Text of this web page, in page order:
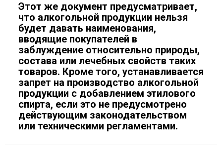
Этот же документ предусматривает,
что алкогольной продукции нельзя
будет давать наименования,
вводящие покупателей в
заблуждение относительно природы,
состава или лечебных свойств таких
товаров. Кроме того, устанавливается
запрет на производство алкогольной
продукции с добавлением этилового
спирта, если это не предусмотрено
действующим законодательством
или техническими регламентами.